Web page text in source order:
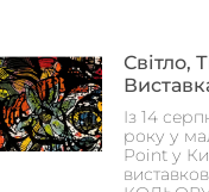
Світло,
Із 14
року у
Point у